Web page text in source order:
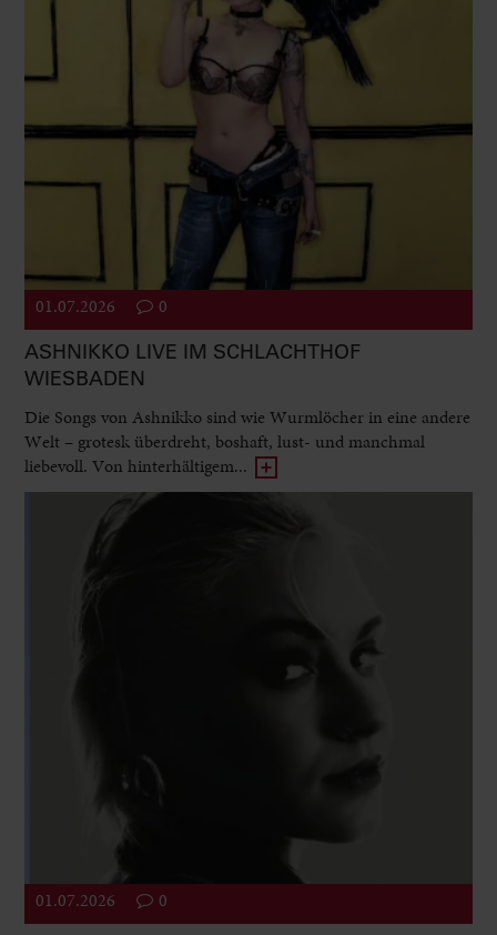
01.07.2026 0
ASHNIKKO LIVE IM SCHLACHTHOF
WIESBADEN
Die Songs von Ashnikko sind wie Wurmlöcher in eine andere
Welt – grotesk überdreht, boshaft, lust- und manchmal
liebevoll. Von hinterhältigem...
01.07.2026 0